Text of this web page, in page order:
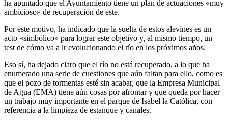
ha apuntado que el Ayuntamiento tiene un plan de actuaciones «muy
ambicioso» de recuperación de este.
Por este motivo, ha indicado que la suelta de estos alevines es un
acto «simbólico» para lograr este objetivo y, al mismo tiempo, un
test de cómo va a ir evolucionando el río en los próximos años.
Eso sí, ha dejado claro que el río no está recuperado, a lo que ha
enumerado una serie de cuestiones que aún faltan para ello, como es
que el pozo de tormentas esté sin acabar, que la Empresa Municipal
de Agua (EMA) tiene aún cosas por afrontar y que queda por hacer
un trabajo muy importante en el parque de Isabel la Católica, con
referencia a la limpieza de estanque y canales.